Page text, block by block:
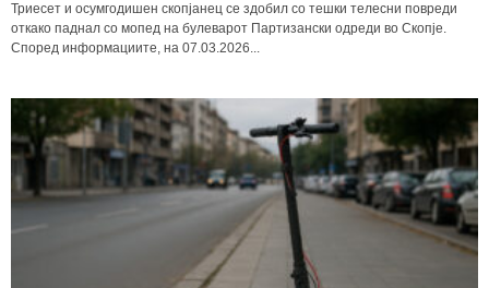
Триесет и осумгодишен скопјанец се здобил со тешки телесни повреди
откако паднал со мопед на булеварот Партизански одреди во Скопје.
Според информациите, на 07.03.2026...